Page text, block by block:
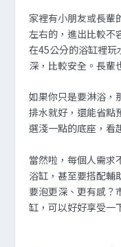
家裡有小朋友或長輩
左右的，進出比較不
在45公分的浴缸裡
深，比較安全。長輩
如果你只是要淋浴，
排水就好，還能省點
選淺一點的底座，看
當然啦，每個人需求
浴缸，甚至要搭配輔
要泡更深、更有感？
缸，可以好好享受一